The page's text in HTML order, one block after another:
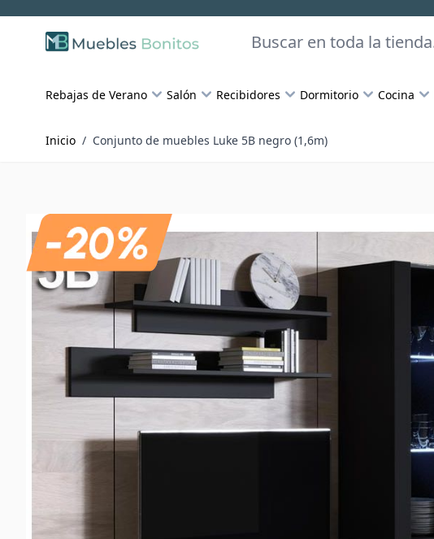
Skip to Content
Buscar
Rebajas de Verano Salón Recibidores Dormitorio Cocina
Inicio / Conjunto de muebles Luke 5B negro (1,6m)